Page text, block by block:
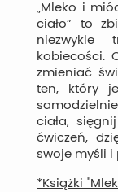
„Mleko i
ciało” to
niezwykle
kobiecości.
zmieniać
ten, który
ciała,
ćwiczeń,
swoje myśli i
*Książki